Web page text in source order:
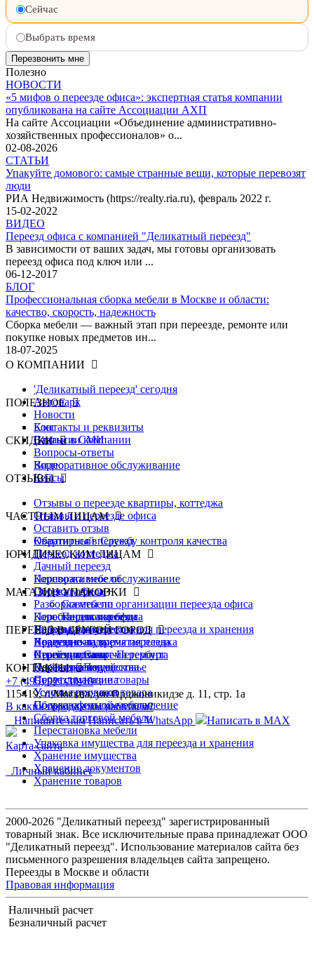
Сейчас
Выбрать время
Полезно
НОВОСТИ
«5 мифов о переезде офиса»: экспертная статья компании
опубликована на сайте Ассоциации АХП
На сайте Ассоциации «Объединение административно-
хозяйственных профессионалов» о...
02-08-2026
СТАТЬИ
Упакуйте домового: самые странные вещи, которые перевозят
люди
РИА Недвижимость (https://realty.ria.ru), февраль 2022 г.
15-02-2022
ВИДЕО
Переезд офиса с компанией "Деликатный переезд"
В зависимости от ваших задач, мы готовы организовать
переезд офиса под ключ или ...
06-12-2017
БЛОГ
Профессиональная сборка мебели в Москве и области:
качество, скорость, надежность
Сборка мебели — важный этап при переезде, ремонте или
покупке новых предметов ин...
18-07-2025
О КОМПАНИИ
'Деликатный переезд' сегодня
Автопарк
Новости
Контакты и реквизиты
Вакансии компании
ПОЛЕЗНОЕ
Блог
Статьи в СМИ
Вопросы-ответы
Видео
Кейсы
СКИДКИ
Корпоративное обслуживание
ОТЗЫВЫ
Отзывы о переезде квартиры, коттеджа
Отзывы о переезде офиса
Оставить отзыв
Обратиться в Службу контроля качества
ЧАСТНЫМ ЛИЦАМ
Квартирный переезд
Переезд коттеджа
Дачный переезд
Перевозка мебели
Сборка мебели
Разборка мебели
Перестановка мебели
Упаковка имущества для переезда и хранения
Хранение на время переезда
Хранение на время ремонта
Перевозка вещей
ЮРИДИЧЕСКИМ ЛИЦАМ
Корпоративное обслуживание
Переезд офиса +
Советы по организации переезда офиса
Перевозка офиса
Переезд банка
Переезд склада
Переезд архива
Перевозка имущества
Переезд магазина
Услуги грузчиков
Сборка офисной мебели
Сборка торговой мебели
Перестановка мебели
Упаковка имущества для переезда и хранения
Хранение имущества
Хранение документов
Хранение товаров
МАГАЗИН УПАКОВКИ
Коробки для переезда
Наборы для перевозки
Воздушно-пузырчатая пленка
Стрейч-пленка
Клейкая лента
Сопутствующие товары
Условия продажи товара
Пользовательское соглашение
ПЕРЕЕЗД В ДРУГОЙ ГОРОД
Переезд в Санкт-Петербург
Переезд в Подмосковье
КОНТАКТЫ
+7 (495) 921-30-18
115419, г. Москва, ул. Орджоникидзе д. 11, стр. 1а
В каких городах мы работаем?
Напишите нам Написать в WhatsApp Написать в MAX
Карта сайта
Личный кабинет
2000-2026 "Деликатный переезд" зарегистрированный
товарный знак. Все исключительные права принадлежат ООО
"Деликатный переезд". Использование материалов сайта без
письменного разрешения владельцев сайта запрещено.
Переезды в Москве и области
Правовая информация
Наличный расчет
Безналичный расчет